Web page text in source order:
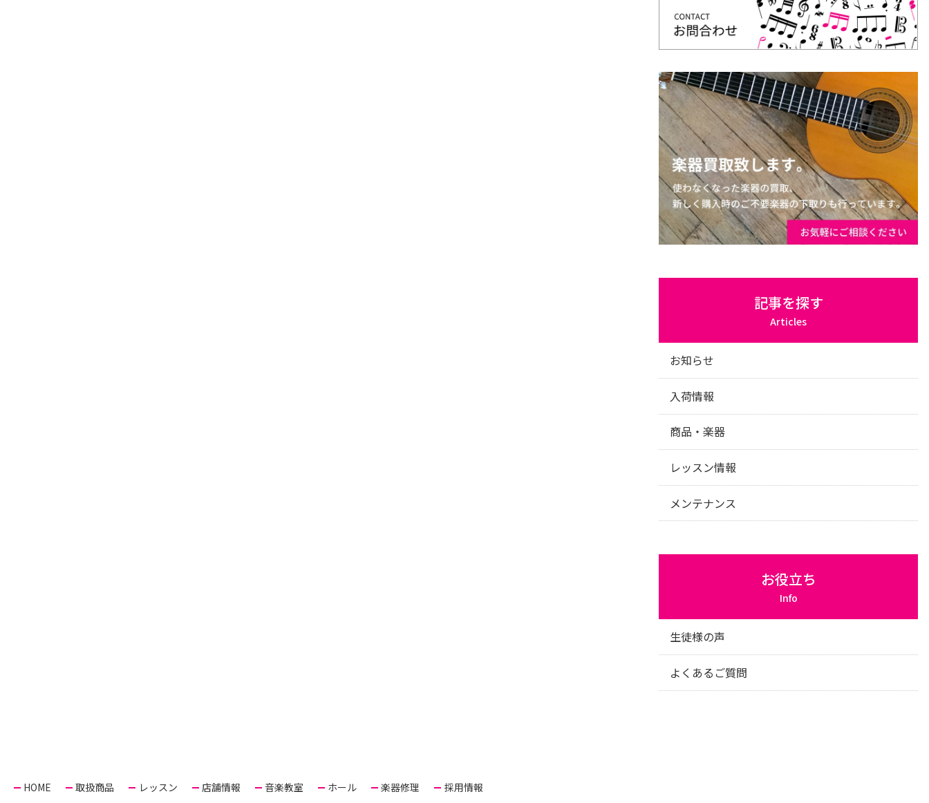
記事を探す
Articles
お知らせ
入荷情報
商品・楽器
レッスン情報
メンテナンス
お役立ち
Info
生徒様の声
よくあるご質問
HOME 取扱商品 レッスン 店舗情報 音楽教室 ホール 楽器修理 採用情報